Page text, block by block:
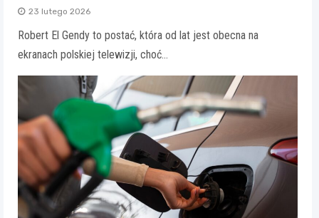
23 lutego 2026
Robert El Gendy to postać, która od lat jest obecna na
ekranach polskiej telewizji, choć…